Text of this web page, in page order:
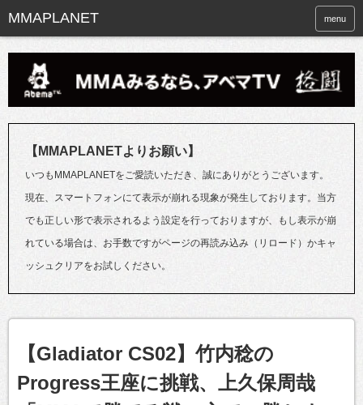
menu
【MMAPLANETよりお願い】
いつもMMAPLANETをご愛読いただき、誠にありがとうございます。
現在、スマートフォンにて表示が崩れる現象が発生しております。当方
でも正しい形で表示されるよう設定を行っておりますが、もし表示が崩
れている場合は、お手数ですがページの再読み込み（リロード）かキャ
ッシュクリアをお試しください。
【Gladiator CS02】竹内稔の
Progress王座に挑戦、上久保周哉